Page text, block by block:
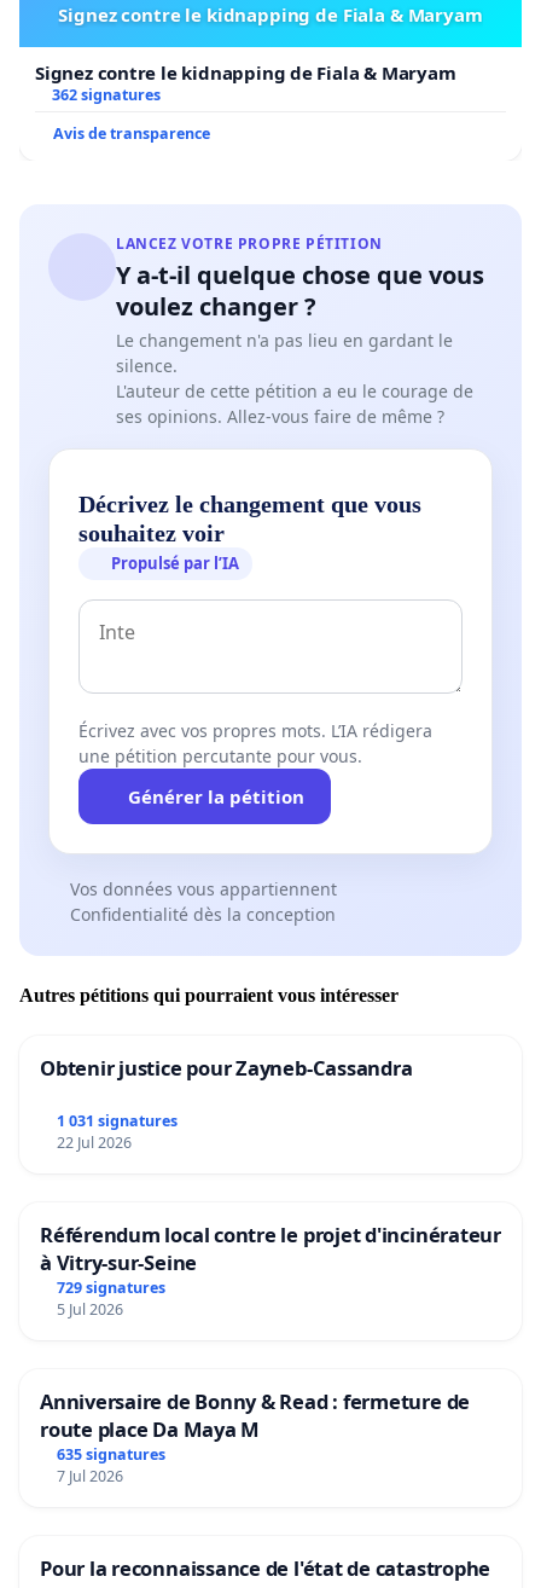
Signez contre le kidnapping de Fiala & Maryam
Signez contre le kidnapping de Fiala & Maryam
362 signatures
Avis de transparence
LANCEZ VOTRE PROPRE PÉTITION
Y a-t-il quelque chose que vous
voulez changer ?
Le changement n'a pas lieu en gardant le
silence.
L'auteur de cette pétition a eu le courage de
ses opinions. Allez-vous faire de même ?
Décrivez le changement que vous
souhaitez voir
Propulsé par l’IA
Écrivez avec vos propres mots. L’IA rédigera
une pétition percutante pour vous.
Générer la pétition
Vos données vous appartiennent
Confidentialité dès la conception
Autres pétitions qui pourraient vous intéresser
Obtenir justice pour Zayneb-Cassandra
1 031 signatures
22 Jul 2026
Référendum local contre le projet d'incinérateur
à Vitry-sur-Seine
729 signatures
5 Jul 2026
Anniversaire de Bonny & Read : fermeture de
route place Da Maya M
635 signatures
7 Jul 2026
Pour la reconnaissance de l'état de catastrophe